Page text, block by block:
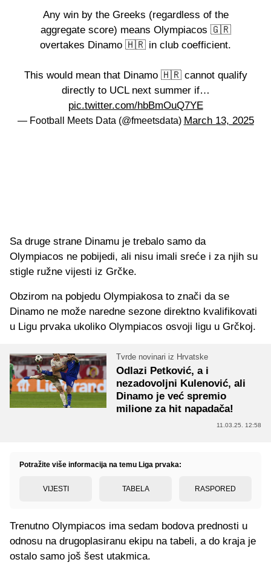
Any win by the Greeks (regardless of the
aggregate score) means Olympiacos 🇬🇷
overtakes Dinamo 🇭🇷 in club coefficient.
This would mean that Dinamo 🇭🇷 cannot qualify
directly to UCL next summer if…
pic.twitter.com/hbBmOuQ7YE
— Football Meets Data (@fmeetsdata) March 13, 2025
Sa druge strane Dinamu je trebalo samo da
Olympiacos ne pobijedi, ali nisu imali sreće i za njih su
stigle ružne vijesti iz Grčke.
Obzirom na pobjedu Olympiakosa to znači da se
Dinamo ne može naredne sezone direktno kvalifikovati
u Ligu prvaka ukoliko Olympiacos osvoji ligu u Grčkoj.
Tvrde novinari iz Hrvatske
Odlazi Petković, a i
nezadovoljni Kulenović, ali
Dinamo je već spremio
milione za hit napadača!
11.03.25. 12:58
Potražite više informacija na temu Liga prvaka:
VIJESTI TABELA RASPORED
Trenutno Olympiacos ima sedam bodova prednosti u
odnosu na drugoplasiranu ekipu na tabeli, a do kraja je
ostalo samo još šest utakmica.